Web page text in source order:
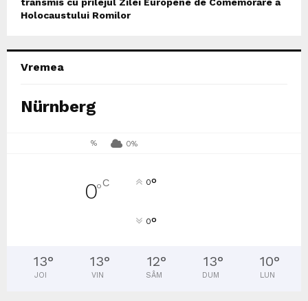
Holocaustului Romilor
Vremea
Nürnberg
% 0%
0°C 0°
0°
13°
JOI
13°
VIN
12°
SÂM
13°
DUM
10°
LUN